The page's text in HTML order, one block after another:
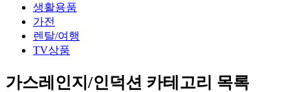
생활용품
가전
렌탈/여행
TV상품
가스레인지/인덕션 카테고리 목록